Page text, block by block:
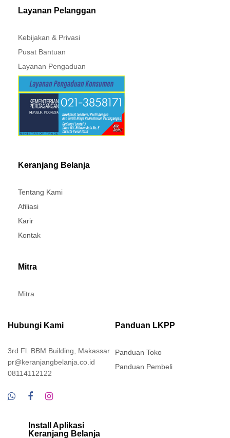
Layanan Pelanggan
Kebijakan & Privasi
Pusat Bantuan
Layanan Pengaduan
Keranjang Belanja
Tentang Kami
Afiliasi
Karir
Kontak
Mitra
Mitra
Hubungi Kami
3rd Fl. BBM Building, Makassar
pr@keranjangbelanja.co.id
08114112122
Panduan LKPP
Panduan Toko
Panduan Pembeli
Install Aplikasi
Keranjang Belanja